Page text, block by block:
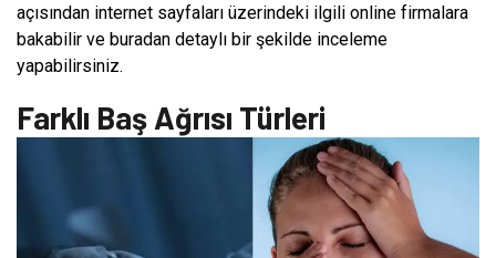
açısından internet sayfaları üzerindeki ilgili online firmalara
bakabilir ve buradan detaylı bir şekilde inceleme
yapabilirsiniz.
Farklı Baş Ağrısı Türleri